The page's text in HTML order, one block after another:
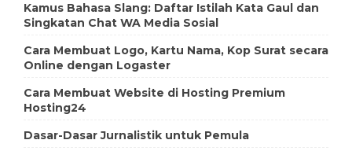
Kamus Bahasa Slang: Daftar Istilah Kata Gaul dan
Singkatan Chat WA Media Sosial
Cara Membuat Logo, Kartu Nama, Kop Surat secara
Online dengan Logaster
Cara Membuat Website di Hosting Premium
Hosting24
Dasar-Dasar Jurnalistik untuk Pemula